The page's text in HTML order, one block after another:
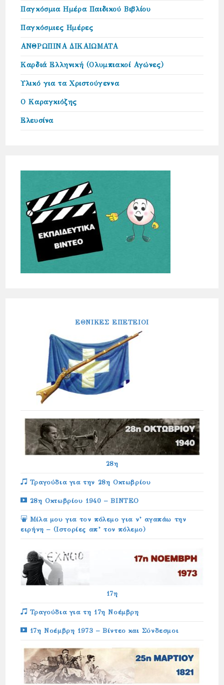
Παγκόσμια Ημέρα Παιδικού Βιβλίου
Παγκόσμιες Ημέρες
ΑΝΘΡΩΠΙΝΑ ΔΙΚΑΙΩΜΑΤΑ
Καρδιά Ελληνική (Ολυμπιακοί Αγώνες)
Υλικό για τα Χριστούγεννα
Ο Καραγκιόζης
Ελευσίνα
ΕΘΝΙΚΕΣ ΕΠΕΤΕΙΟΙ
28η
Τραγούδια για την 28η Οκτωβρίου
28η Οκτωβρίου 1940 – ΒΙΝΤΕΟ
Μίλα μου για τον πόλεμο για ν’ αγαπάω την
ειρήνη – (Ιστορίες απ’ τον πόλεμο)
17η
Τραγούδια για τη 17η Νοέμβρη
17η Νοέμβρη 1973 – Βίντεο και Σύνδεσμοι